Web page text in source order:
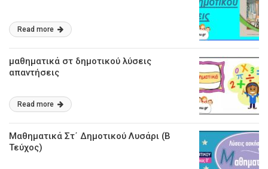
Read more
μαθηματικά στ δημοτικού λύσεις
απαντήσεις
Read more
Μαθηματικά Στ΄ Δημοτικού Λυσάρι (Β
Τεύχος)